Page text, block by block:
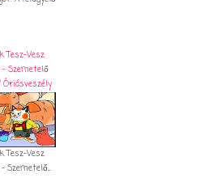
Tesz-Vesz
- Szemetelő
Óriásveszély
Tesz-Vesz
Szemetelő...